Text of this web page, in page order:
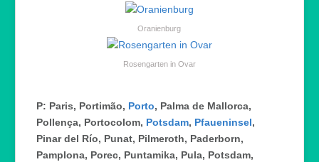
Oranienburg
Rosengarten in Ovar
P: Paris, Portimão, Porto, Palma de Mallorca,
Pollença, Portocolom, Potsdam, Pfaueninsel,
Pinar del Río, Punat, Pilmeroth, Paderborn,
Pamplona, Porec, Puntamika, Pula, Potsdam,